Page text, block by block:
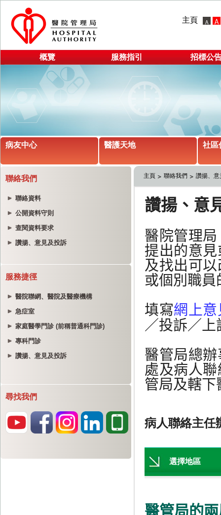
主頁
概覽 服務指引 招標公
病友中心 醫護天地 社區
聯絡我們
聯絡資料
公開資料守則
查閱資料要求
讚揚、意見及投訴
服務捷徑
醫院聯網、醫院及醫療機構
急症室
家庭醫學門診 (前稱普通科門診)
專科門診
讚揚、意見及投訴
尋找我們
主頁 聯絡我們 讚揚、意